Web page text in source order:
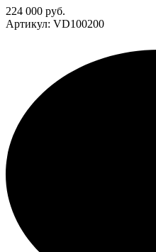
224 000 руб.
Артикул: VD100200